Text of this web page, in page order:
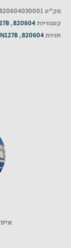
מק"ט
קטגוריות820604
,
תגיות820604
,